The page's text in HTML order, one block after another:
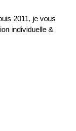
2011, je vous
individuelle &